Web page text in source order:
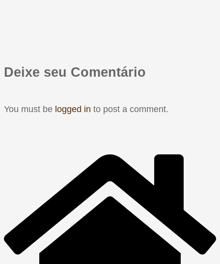
Deixe seu Comentário
You must be logged in to post a comment.